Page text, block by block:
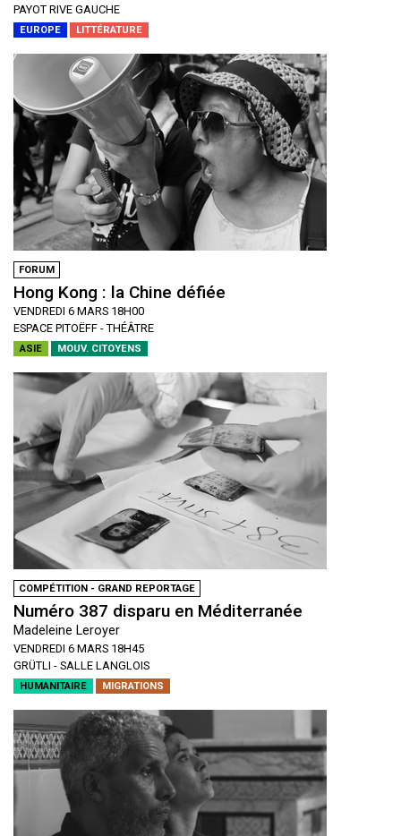
PAYOT RIVE GAUCHE
EUROPE LITTÉRATURE
FORUM
Hong Kong : la Chine défiée
VENDREDI 6 MARS 18H00
ESPACE PITOËFF - THÉÂTRE
ASIE MOUV. CITOYENS
COMPÉTITION - GRAND REPORTAGE
Numéro 387 disparu en Méditerranée
Madeleine Leroyer
VENDREDI 6 MARS 18H45
GRÜTLI - SALLE LANGLOIS
HUMANITAIRE MIGRATIONS